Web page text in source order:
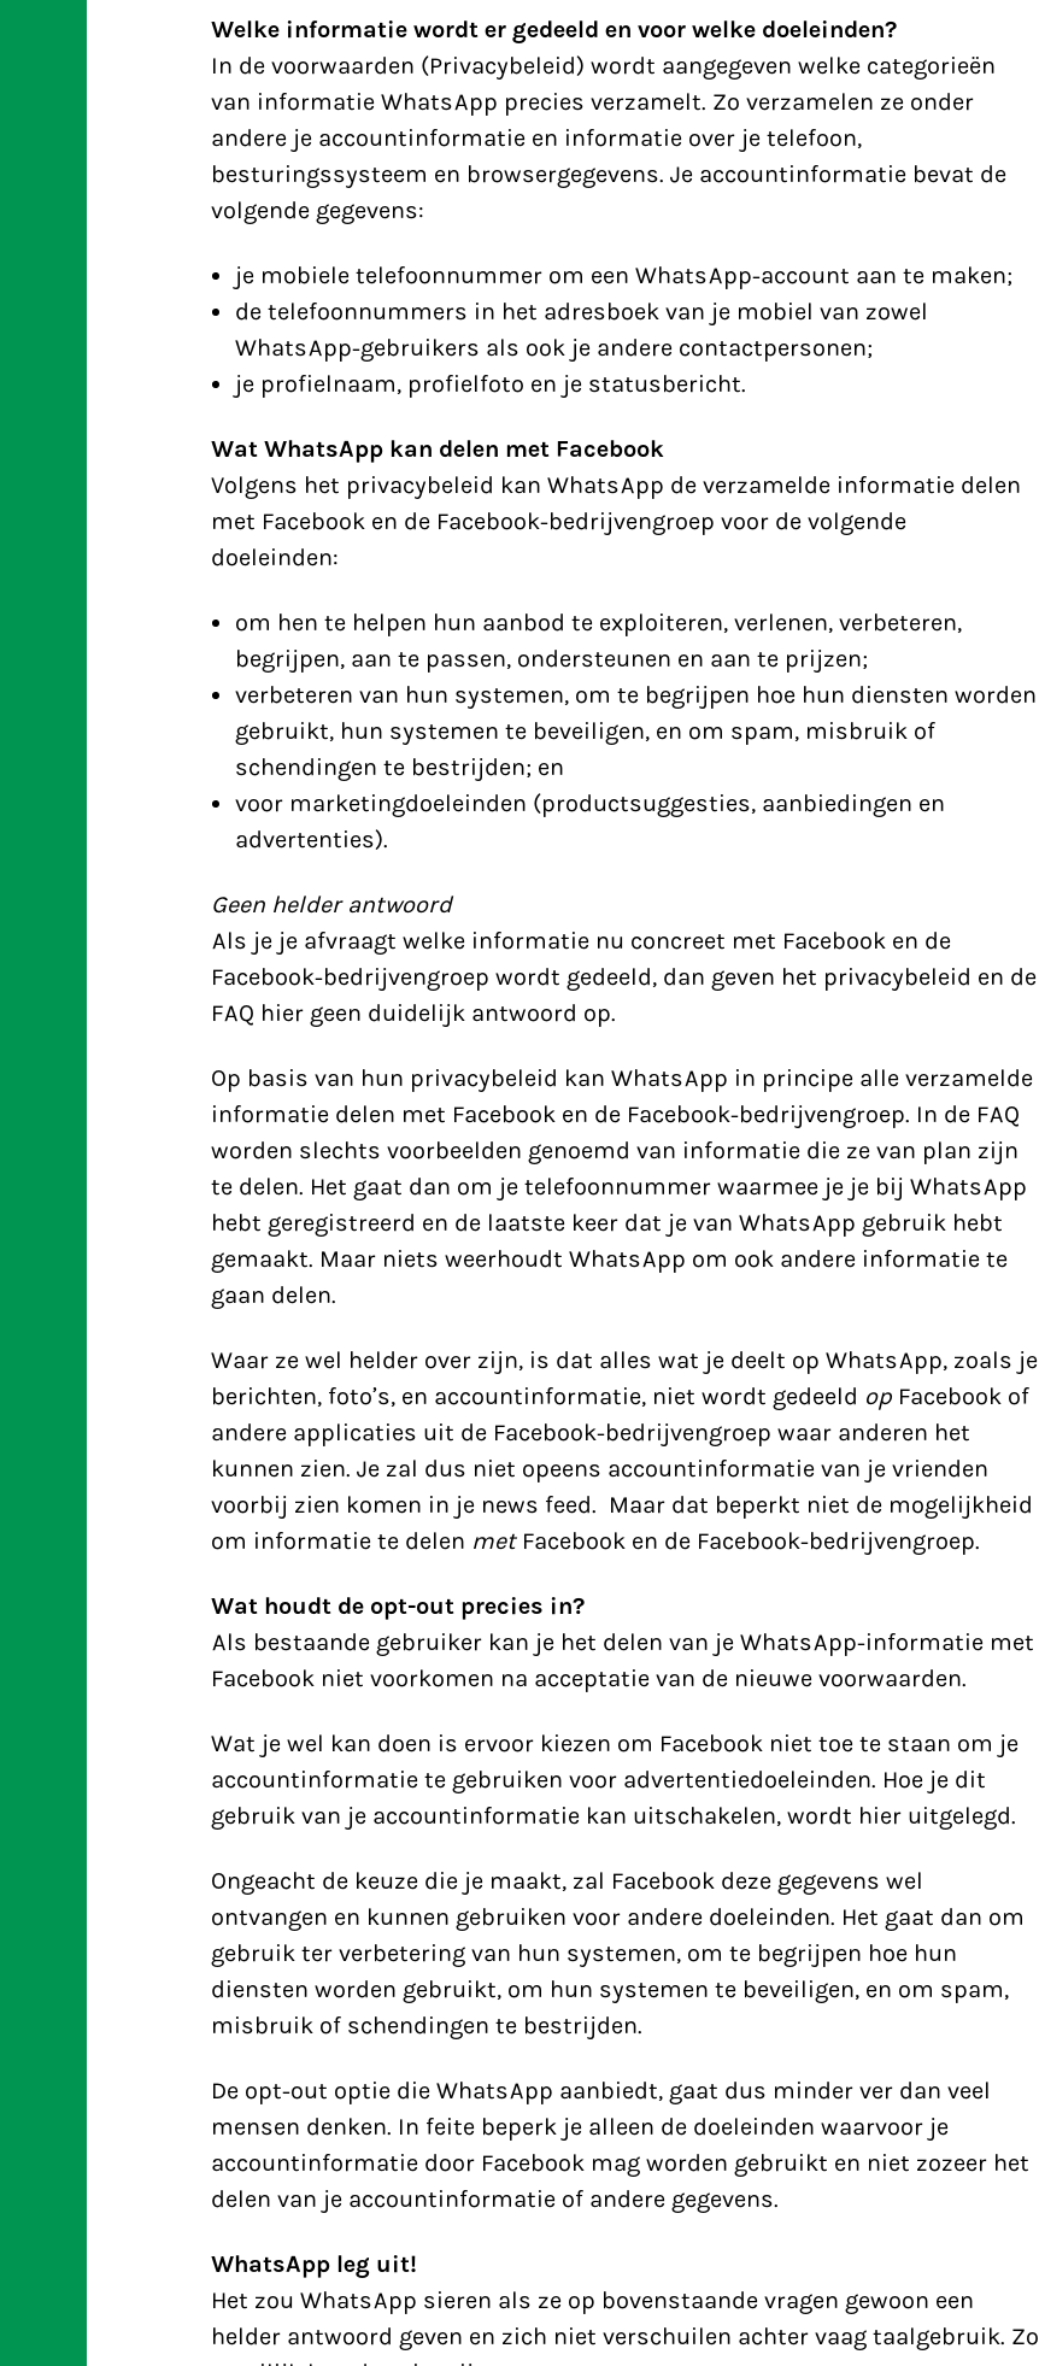
Welke informatie wordt er gedeeld en voor welke doeleinden?
In de voorwaarden (Privacybeleid) wordt aangegeven welke categorieën
van informatie WhatsApp precies verzamelt. Zo verzamelen ze onder
andere je accountinformatie en informatie over je telefoon,
besturingssysteem en browsergegevens. Je accountinformatie bevat de
volgende gegevens:
je mobiele telefoonnummer om een WhatsApp-account aan te maken;
de telefoonnummers in het adresboek van je mobiel van zowel
WhatsApp-gebruikers als ook je andere contactpersonen;
je profielnaam, profielfoto en je statusbericht.
Wat WhatsApp kan delen met Facebook
Volgens het privacybeleid kan WhatsApp de verzamelde informatie delen
met Facebook en de Facebook-bedrijvengroep voor de volgende
doeleinden:
om hen te helpen hun aanbod te exploiteren, verlenen, verbeteren,
begrijpen, aan te passen, ondersteunen en aan te prijzen;
verbeteren van hun systemen, om te begrijpen hoe hun diensten worden
gebruikt, hun systemen te beveiligen, en om spam, misbruik of
schendingen te bestrijden; en
voor marketingdoeleinden (productsuggesties, aanbiedingen en
advertenties).
Geen helder antwoord
Als je je afvraagt welke informatie nu concreet met Facebook en de
Facebook-bedrijvengroep wordt gedeeld, dan geven het privacybeleid en de
FAQ hier geen duidelijk antwoord op.
Op basis van hun privacybeleid kan WhatsApp in principe alle verzamelde
informatie delen met Facebook en de Facebook-bedrijvengroep. In de FAQ
worden slechts voorbeelden genoemd van informatie die ze van plan zijn
te delen. Het gaat dan om je telefoonnummer waarmee je je bij WhatsApp
hebt geregistreerd en de laatste keer dat je van WhatsApp gebruik hebt
gemaakt. Maar niets weerhoudt WhatsApp om ook andere informatie te
gaan delen.
Waar ze wel helder over zijn, is dat alles wat je deelt op WhatsApp, zoals je
berichten, foto’s, en accountinformatie, niet wordt gedeeld opFacebook of
andere applicaties uit de Facebook-bedrijvengroep waar anderen het
kunnen zien. Je zal dus niet opeens accountinformatie van je vrienden
voorbij zien komen in je news feed. Maar dat beperkt niet de mogelijkheid
om informatie te delen metFacebook en de Facebook-bedrijvengroep.
Wat houdt de opt-out precies in?
Als bestaande gebruiker kan je het delen van je WhatsApp-informatie met
Facebook niet voorkomen na acceptatie van de nieuwe voorwaarden.
Wat je wel kan doen is ervoor kiezen om Facebook niet toe te staan om je
accountinformatie te gebruiken voor advertentiedoeleinden. Hoe je dit
gebruik van je accountinformatie kan uitschakelen, wordt hieruitgelegd.
Ongeacht de keuze die je maakt, zal Facebook deze gegevens wel
ontvangen en kunnen gebruiken voor andere doeleinden. Het gaat dan om
gebruik ter verbetering van hun systemen, om te begrijpen hoe hun
diensten worden gebruikt, om hun systemen te beveiligen, en om spam,
misbruik of schendingen te bestrijden.
De opt-out optie die WhatsApp aanbiedt, gaat dus minder ver dan veel
mensen denken. In feite beperk je alleen de doeleinden waarvoor je
accountinformatie door Facebook mag worden gebruikt en niet zozeer het
delen van je accountinformatie of andere gegevens.
WhatsApp leg uit!
Het zou WhatsApp sieren als ze op bovenstaande vragen gewoon een
helder antwoord geven en zich niet verschuilen achter vaag taalgebruik. Zo